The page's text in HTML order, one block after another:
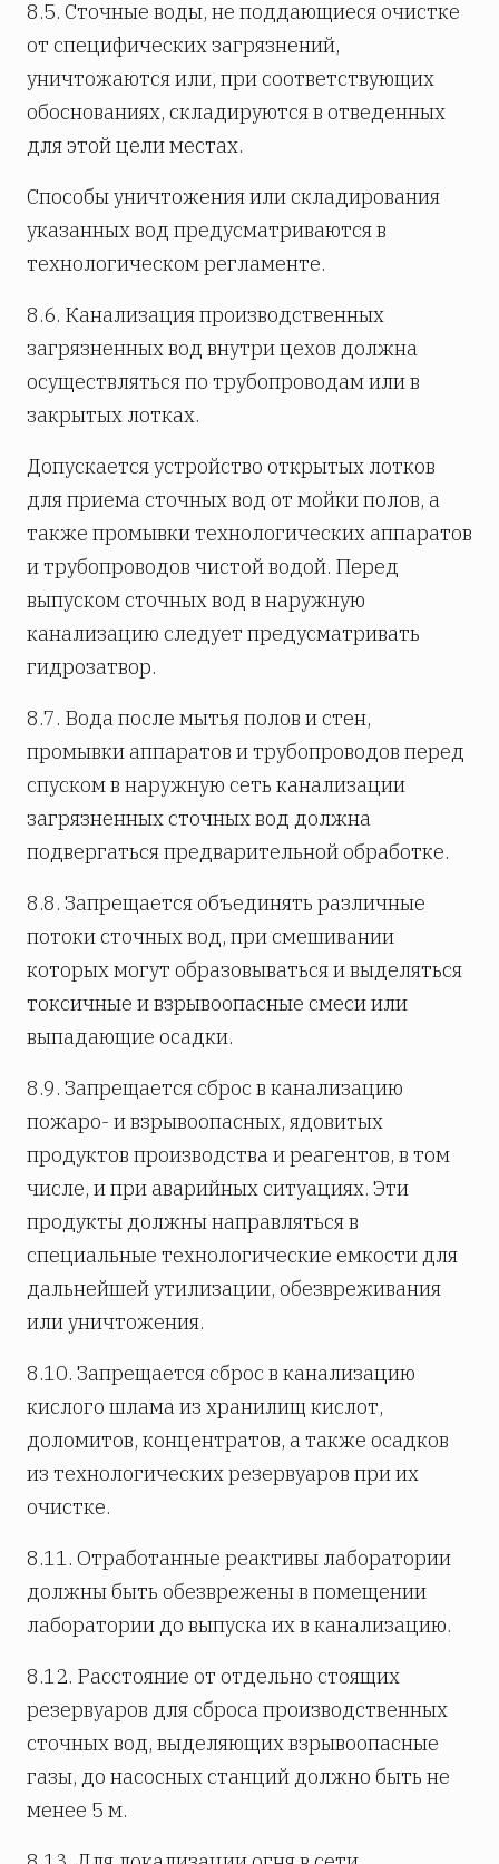
8.5. Сточные воды, не поддающиеся очистке
от специфических загрязнений,
уничтожаются или, при соответствующих
обоснованиях, складируются в отведенных
для этой цели местах.
Способы уничтожения или складирования
указанных вод предусматриваются в
технологическом регламенте.
8.6. Канализация производственных
загрязненных вод внутри цехов должна
осуществляться по трубопроводам или в
закрытых лотках.
Допускается устройство открытых лотков
для приема сточных вод от мойки полов, а
также промывки технологических аппаратов
и трубопроводов чистой водой. Перед
выпуском сточных вод в наружную
канализацию следует предусматривать
гидрозатвор.
8.7. Вода после мытья полов и стен,
промывки аппаратов и трубопроводов перед
спуском в наружную сеть канализации
загрязненных сточных вод должна
подвергаться предварительной обработке.
8.8. Запрещается объединять различные
потоки сточных вод, при смешивании
которых могут образовываться и выделяться
токсичные и взрывоопасные смеси или
выпадающие осадки.
8.9. Запрещается сброс в канализацию
пожаро- и взрывоопасных, ядовитых
продуктов производства и реагентов, в том
числе, и при аварийных ситуациях. Эти
продукты должны направляться в
специальные технологические емкости для
дальнейшей утилизации, обезвреживания
или уничтожения.
8.10. Запрещается сброс в канализацию
кислого шлама из хранилищ кислот,
доломитов, концентратов, а также осадков
из технологических резервуаров при их
очистке.
8.11. Отработанные реактивы лаборатории
должны быть обезврежены в помещении
лаборатории до выпуска их в канализацию.
8.12. Расстояние от отдельно стоящих
резервуаров для сброса производственных
сточных вод, выделяющих взрывоопасные
газы, до насосных станций должно быть не
менее 5 м.